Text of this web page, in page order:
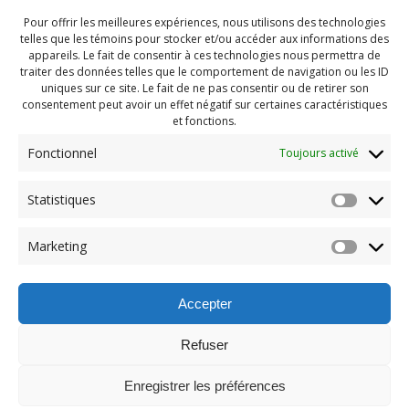
Pour offrir les meilleures expériences, nous utilisons des technologies
telles que les témoins pour stocker et/ou accéder aux informations des
appareils. Le fait de consentir à ces technologies nous permettra de
traiter des données telles que le comportement de navigation ou les ID
uniques sur ce site. Le fait de ne pas consentir ou de retirer son
consentement peut avoir un effet négatif sur certaines caractéristiques
et fonctions.
Fonctionnel Toujours activé
Statistiques
Marketing
Accepter
Refuser
Enregistrer les préférences
Navigation
de
l'article
Previous
PDG Aout 2025 (11)
© 2026 Maison des Jeunes de Boucherville.